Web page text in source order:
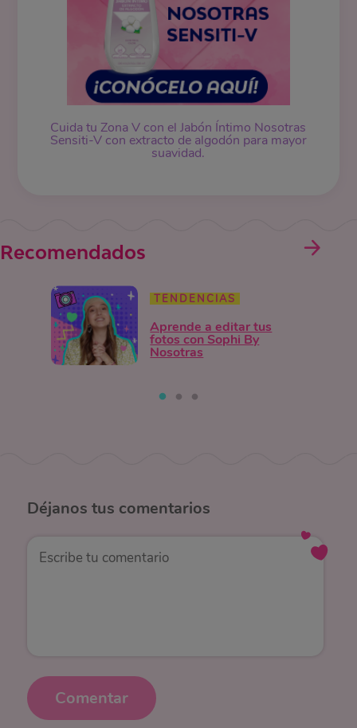
Cuida tu Zona V con el Jabón Íntimo Nosotras
Sensiti-V con extracto de algodón para mayor
suavidad.
Recomendados
TENDENCIAS
Aprende a editar tus
fotos con Sophi By
Nosotras
Déjanos tus comentarios
Comentar